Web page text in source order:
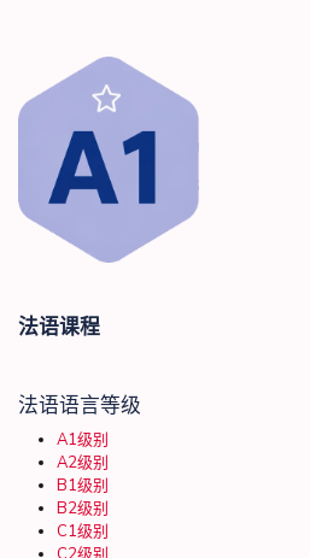
法语课程
法语语言等级
A1级别
A2级别
B1级别
B2级别
C1级别